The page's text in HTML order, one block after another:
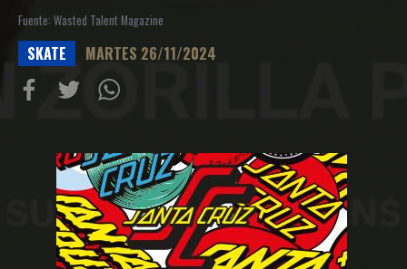
Fuente: Wasted Talent Magazine
SKATE MARTES 26/11/2024
FacebookTwitterWathsapp